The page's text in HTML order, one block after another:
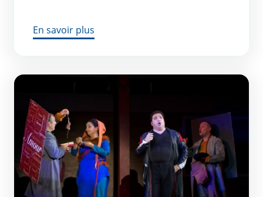
En savoir plus